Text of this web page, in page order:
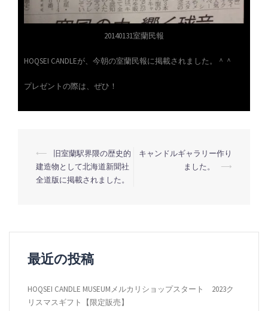
20140131室蘭民報
HOQSEI CANDLEが、今朝の室蘭民報に掲載されました。＾＾
プレゼントの際は、ぜひ！
投
稿
ゲ
シ
ョ
ン
⟵
旧室蘭駅界隈の歴史的
建造物として北海道新聞社
全道版に掲載されました。
キャンドルギャラリー作り
ました。
⟶
最近の投稿
HOQSEI CANDLE MUSEUMメルカリショップスタート 2023ク
リスマスギフト【限定販売】